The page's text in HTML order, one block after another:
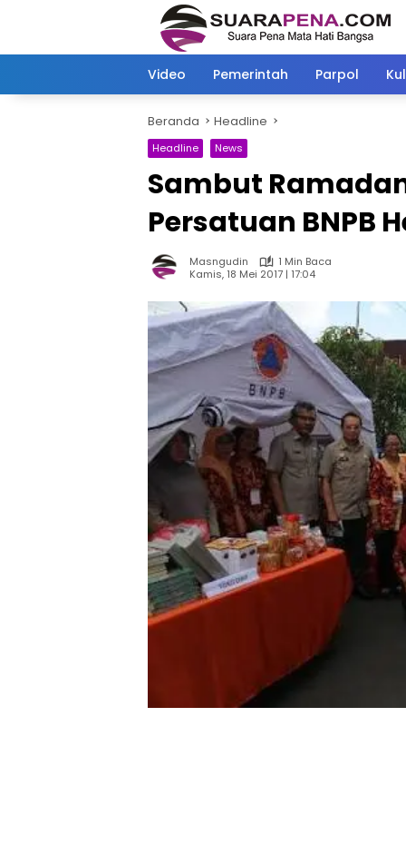
Video Pemerintah Parpol
Beranda Headline
Headline News
Sambut
Persatuan BNPB
Masngudin
1 Min Baca
Kamis, 18 Mei 2017 | 17:04